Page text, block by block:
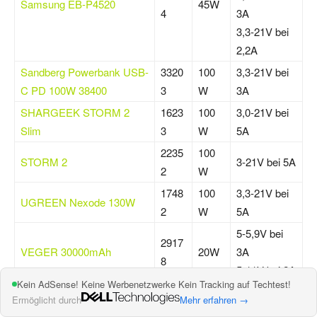
Samsung EB-P4520
4
45W
3A
3,3-21V bei
2,2A
Sandberg Powerbank USB-
C PD 100W 38400
3320
3
100
W
3,3-21V bei
3A
SHARGEEK STORM 2
Slim
1623
3
100
W
3,0-21V bei
5A
STORM 2
2235
2
100
W
3-21V bei 5A
UGREEN Nexode 130W
1748
2
100
W
3,3-21V bei
5A
VEGER 30000mAh
2917
8
20W
5-5,9V bei
3A
5-11V bei 2A
VEGER V2053 20000mAh
1817
5-5,9V bei
Kein AdSense! Keine Werbenetzwerke Kein Tracking auf Techtest!
Ermöglicht durch
Mehr erfahren →